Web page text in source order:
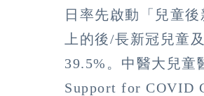
日率先啟動「兒童
上的後/長新冠兒童
39.5%。中醫大兒童
Support for COVID